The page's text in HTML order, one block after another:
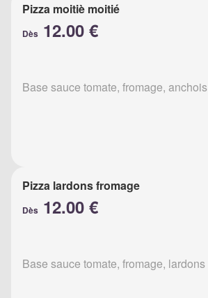
Pizza moitiè moitié
Dès 12.00 €
Base sauce tomate, fromage, anchois
Pizza lardons fromage
Dès 12.00 €
Base sauce tomate, fromage, lardons